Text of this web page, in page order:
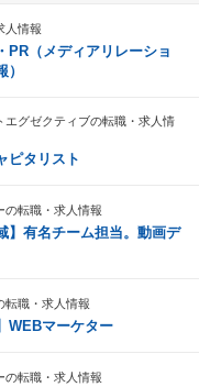
人情報
PR（メディアリレーショ
エグゼクティブの転職・求人情
ピタリスト
の転職・求人情報
】有名チーム担当。動画デ
転職・求人情報
WEBマーケター
の転職・求人情報